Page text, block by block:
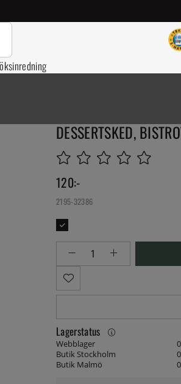
DESSERTSKED,
120:-
2195-32386
Lagerstatus
Webblager
Butik Stockholm
Butik Malmö